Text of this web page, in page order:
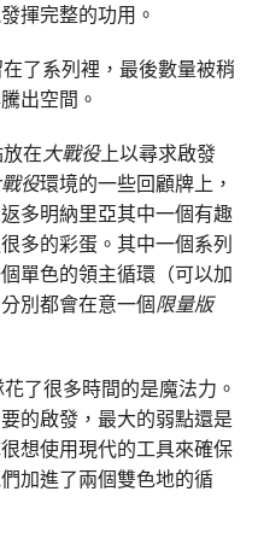
揮完整的功用。
了系列裡，最後數量被稍
出空間。
在大戰役上以尋求啟發
役環境的一些回顧牌上，
多明納里亞其中一個有趣
多的彩蛋。其中一個系列
單色的領主循環（可以加
別都會在意一個限量版
了很多時間的是魔法力。
的啟發，最大的弱點還是
想使用現代的工具來確保
加進了兩個雙色地的循